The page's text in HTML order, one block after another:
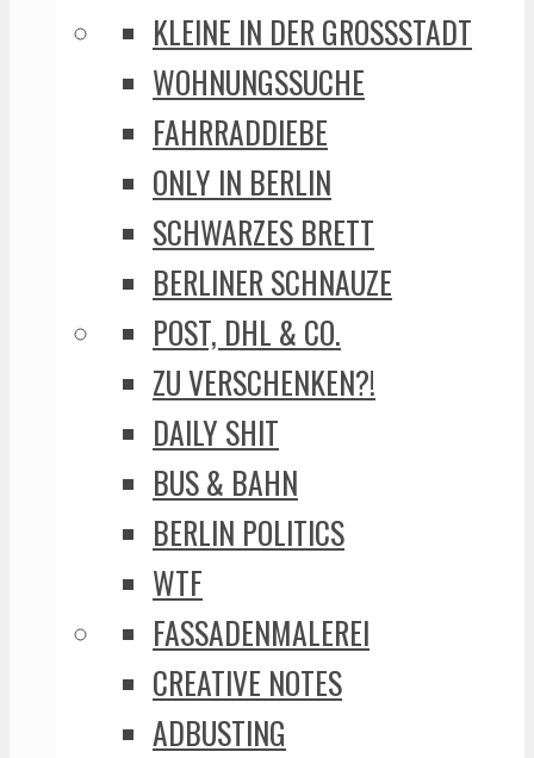
KLEINE IN DER GROSSSTADT
WOHNUNGSSUCHE
FAHRRADDIEBE
ONLY IN BERLIN
SCHWARZES BRETT
BERLINER SCHNAUZE
POST, DHL & CO.
ZU VERSCHENKEN?!
DAILY SHIT
BUS & BAHN
BERLIN POLITICS
WTF
FASSADENMALEREI
CREATIVE NOTES
ADBUSTING